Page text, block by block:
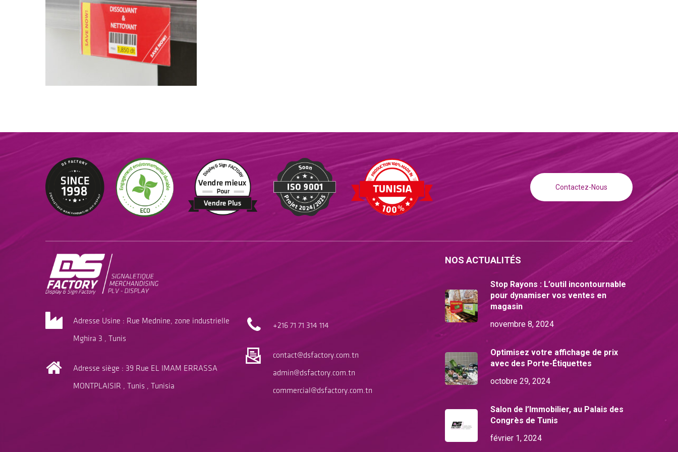
Contactez-Nous
Adresse Usine : Rue Mednine, zone industrielle
Mghira 3 , Tunis
Adresse siège : 39 Rue EL IMAM ERRASSA
MONTPLAISIR , Tunis , Tunisia
+216 7171 314 114
contact@dsfactory.com.tn
admin@dsfactory.com.tn
commercial@dsfactory.com.tn
NOS ACTUALITÉS
Stop Rayons : L’outil incontournable
pour dynamiser vos ventes en
magasin
novembre 8, 2024
Optimisez votre affichage de prix
avec des Porte-Étiquettes
octobre 29, 2024
Salon de l’Immobilier, au Palais des
Congrès de Tunis
février 1, 2024